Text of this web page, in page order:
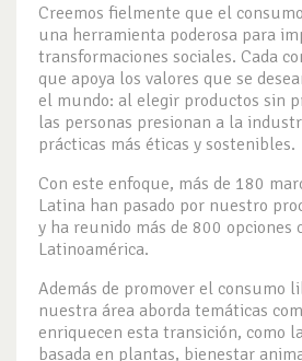
Creemos fielmente que el
una herramienta poderosa para
transformaciones sociales. Cada
que apoya los valores que se
el mundo: al elegir productos sin
las personas presionan a la
prácticas más éticas y sostenibles.
Con este enfoque, más de 180
Latina han pasado por nuestro
y ha reunido más de 800 opciones
Latinoamérica.
Además de promover el consumo
nuestra área aborda temáticas
enriquecen esta transición, como
basada en plantas, bienestar